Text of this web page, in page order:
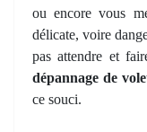
ou encore vous
délicate, voire
pas attendre et
dépannage de
ce souci.